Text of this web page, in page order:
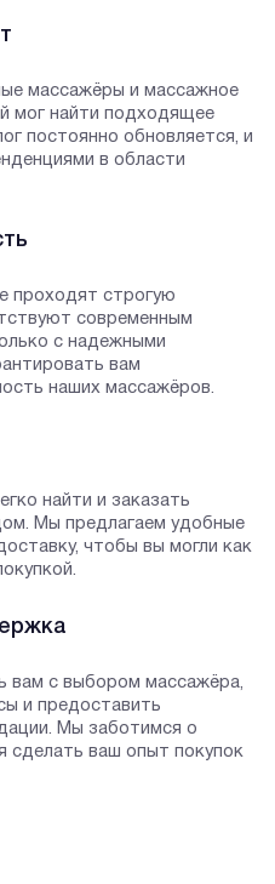
массажёры и массажное
мог найти подходящее
постоянно обновляется, и
в области
проходят строгую
современным
с надежными
вам
наших массажёров.
найти и заказать
Мы предлагаем удобные
чтобы вы могли как
вам с выбором массажёра,
и предоставить
Мы заботимся о
сделать ваш опыт покупок